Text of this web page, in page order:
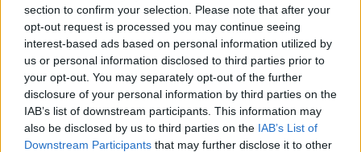
section to confirm your selection. Please note that after your
opt-out request is processed you may continue seeing
interest-based ads based on personal information utilized by
us or personal information disclosed to third parties prior to
your opt-out. You may separately opt-out of the further
disclosure of your personal information by third parties on the
IAB’s list of downstream participants. This information may
also be disclosed by us to third parties on the IAB’s List of
Downstream Participants that may further disclose it to other
Σχόλια
Σχολίασε εδώ